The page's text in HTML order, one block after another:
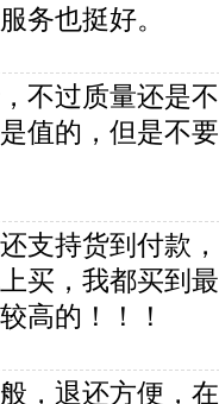
务也挺好。
不过质量还是
值的，但是不
支持货到付款
买，我都买到
高的！！！
，退还方便，